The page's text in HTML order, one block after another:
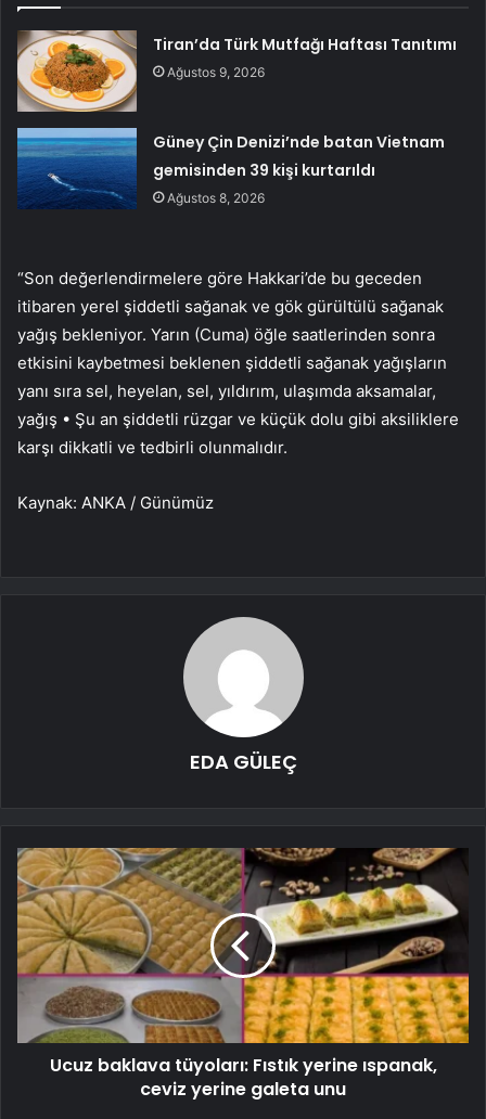
Tiran’da Türk Mutfağı Haftası Tanıtımı
Ağustos 9, 2026
Güney Çin Denizi’nde batan Vietnam
gemisinden 39 kişi kurtarıldı
Ağustos 8, 2026
“Son değerlendirmelere göre Hakkari’de bu geceden
itibaren yerel şiddetli sağanak ve gök gürültülü sağanak
yağış bekleniyor. Yarın (Cuma) öğle saatlerinden sonra
etkisini kaybetmesi beklenen şiddetli sağanak yağışların
yanı sıra sel, heyelan, sel, yıldırım, ulaşımda aksamalar,
yağış • Şu an şiddetli rüzgar ve küçük dolu gibi aksiliklere
karşı dikkatli ve tedbirli olunmalıdır.
Kaynak: ANKA / Günümüz
EDA GÜLEÇ
Ucuz baklava tüyoları: Fıstık yerine ıspanak,
ceviz yerine galeta unu